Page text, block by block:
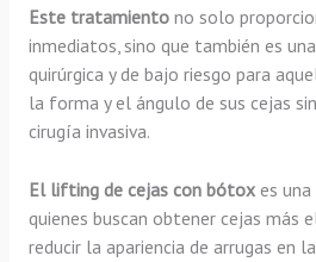
Este tratamientono solo
inmediatos, sino que también es
quirúrgica y de bajo riesgo para
la forma y el ángulo de sus cejas
cirugía invasiva.
El lifting de cejas con bótoxes una
quienes buscan obtener cejas más
reducir la apariencia de arrugas en